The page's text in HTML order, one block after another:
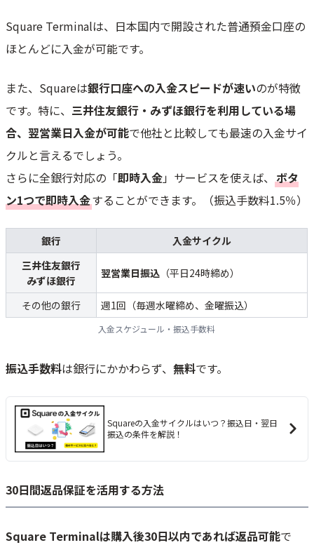
Square Terminalは、日本国内で開設された普通預金口座の
ほとんどに入金が可能です。
また、Squareは銀行口座への入金スピードが速いのが特徴
です。特に、 三井住友銀行・みずほ銀行を利用している場
合、翌営業日入金が可能で他社と比較しても最速の入金サイ
クルと言えるでしょう。
さらに全銀行対応の「即時入金」サービスを使えば、 ボタ
ン1つで即時入金することができます。（振込手数料1.5％）
銀行
入金サイクル
三井住友銀行
みずほ銀行
翌営業日振込 （平日24時締め）
その他の銀行 週1回（毎週水曜締め、金曜振込）
入金スケジュール・振込手数料
振込手数料は銀行にかかわらず、 無料です。
Squareの入金サイクルはいつ？振込日・翌日
振込の条件を解説！
30日間返品保証を活用する方法
Square Terminalは購入後30日以内であれば返品可能で